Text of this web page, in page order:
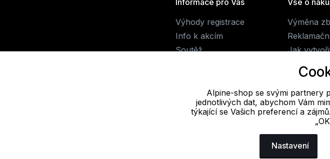
Informace pro Vás
Výhody registrace
Info k akcím
Soutěž
Vše o
Výměna
Jak
Obchodní
Doprava
E-mail
Alpine-shop se svými partnery
jednotlivých dat, abychom Vám
týkající se Vašich preferencí a
Nastavení